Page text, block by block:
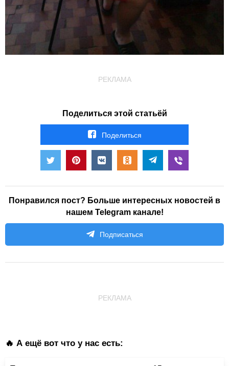
РЕКЛАМА
Поделиться этой статьёй
Поделиться
Понравился пост? Больше интересных новостей в
нашем Telegram канале!
Подписаться
РЕКЛАМА
🔥 А ещё вот что у нас есть: